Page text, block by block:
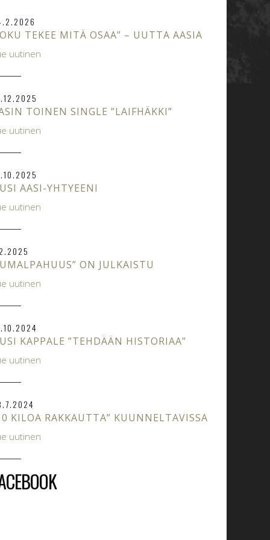
TEKEE MITÄ OSAA” – UUTTA AASIA
uutinen
TOINEN SINGLE ”LAIFHÄKKI”
uutinen
AASI-YHTYEENI
uutinen
ON JULKAISTU
uutinen
KAPPALE ”TEHDÄÄN HISTORIAA”
uutinen
KILOA RAKKAUTTA” KUUNNELTAVISSA
uutinen